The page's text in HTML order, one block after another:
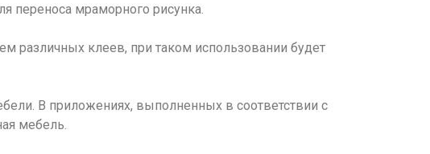
переноса мраморного рисунка.
различных клеев, при таком использовании будет
В приложениях, выполненных в соответствии с
мебель.